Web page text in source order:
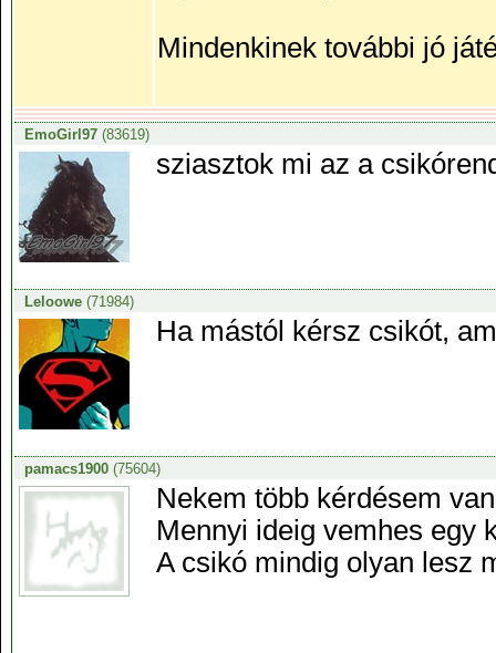
Mindenkinek további jó
EmoGirl97(83619)
sziasztok mi az a
Leloowe(71984)
Ha mástól kérsz csikót,
pamacs1900(75604)
Nekem több kérdésem
Mennyi ideig vemhes egy
A csikó mindig olyan lesz